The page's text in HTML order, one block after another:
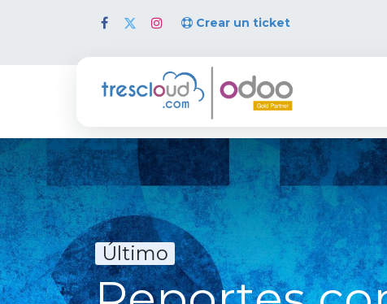
Crear un ticket
Último